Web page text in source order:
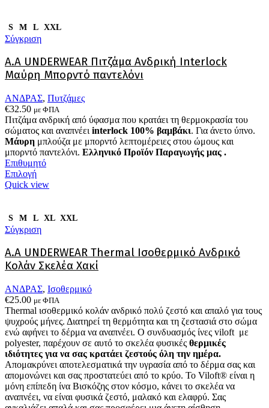
πολλαπλές
παραλλαγές.
Οι
επιλογές
μπορούν
να
στη
σελίδα
του
προϊόντος
S M L XXL
Σύγκριση
Α.A UNDERWEAR Πιτζάμα Ανδρική Interlock
Μαύρη Μπορντό παντελόνι
ΑΝΔΡΑΣ, Πυτζάμες
€32.50 με ΦΠΑ
Πιτζάμα ανδρική από ύφασμα που κρατάει τη θερμοκρασία του
σώματος και αναπνέει interlock 100% βαμβάκι. Για άνετο ύπνο.
Μάυρη μπλούζα με μπορντό λεπτομέρειες στου ώμους και
μπορντό παντελόνι. Ελληνικό Προϊόν Παραγωγής μας .
Επιθυμητό
ΕπιλογήΑυτό
το
πολλαπλές
παραλλαγές.
Οι
επιλογές
μπορούν
να
στη
σελίδα
του
προϊόντος
Quick view
S M L XL XXL
Σύγκριση
Α.A UNDERWEAR Thermal Ισοθερμικό Ανδρικό
Κολάν Σκελέα Χακί
ΑΝΔΡΑΣ, Ισοθερμικό
€25.00 με ΦΠΑ
Thermal ισοθερμικό κολάν ανδρικό πολύ ζεστό και απαλό για τους
ψυχρούς μήνες. Διατηρεί τη θερμότητα και τη ζεστασιά στο σώμα
ενώ αφήνει το δέρμα να αναπνέει. Ο συνδυασμός ίνες viloft με
polyester, παρέχουν σε αυτό το σκελέα φυσικές θερμικές
ιδιότητες για να σας κρατάει ζεστούς όλη την ημέρα.
Απομακρύνει αποτελεσματικά την υγρασία από το δέρμα σας και
απομονώνει και σας προστατεύει από το κρύο. Το Viloft® είναι η
μόνη επίπεδη ίνα Βισκόζης στον κόσμο, κάνει το σκελέα να
αναπνέει, να είναι φυσικά ζεστό, μαλακό και ελαφρύ. Σας